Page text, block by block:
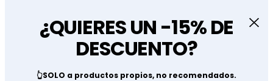
¿QUIERES UN -15% DE
DESCUENTO?
👆SOLO a productos propios, no recomendados.